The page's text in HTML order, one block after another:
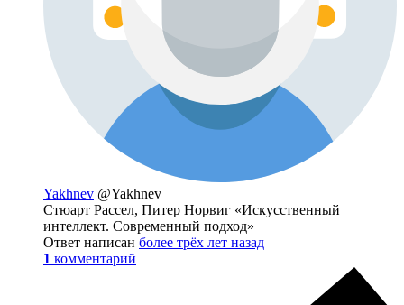
Yakhnev @Yakhnev
Стюарт Рассел, Питер Норвиг «Искусственный
интеллект. Современный подход»
Ответ написан более трёх лет назад
1 комментарий